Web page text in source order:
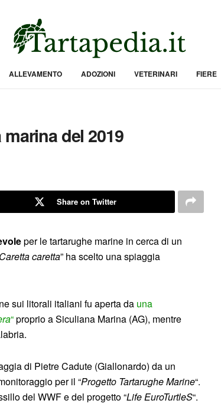
ALLEVAMENTO ADOZIONI VETERINARI FIERE
del 2019
Share on Twitter
per le tartarughe marine in cerca di un
Caretta caretta” ha scelto una spiaggia
sui litorali italiani fu aperta da una
“proprio a Siculiana Marina (AG), mentre
di Pietre Cadute (Giallonardo) da un
per il “Progetto Tartarughe Marine“.
del WWF e del progetto “Life EuroTurtleS“.